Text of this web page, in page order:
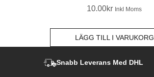
10.00Kr Inkl Moms
LÄGG TILL I VARUKORG
Snabb Leverans Med DHL